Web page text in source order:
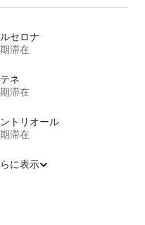
セロナ
滞在
ネ
滞在
トリオール
滞在
に表示